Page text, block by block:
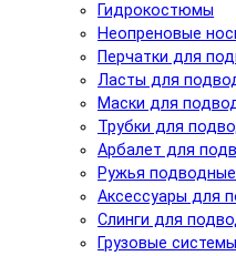
Гидрокостюмы
Неопреновые
Перчатки для
Ласты для
Маски для
Трубки для
Арбалет для
Ружья
Аксессуары для
Слинги для
Грузовые